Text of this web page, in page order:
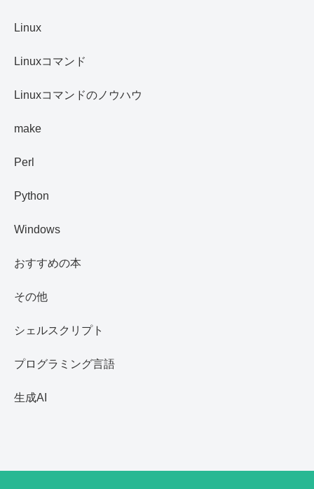
Linux
Linuxコマンド
Linuxコマンドのノウハウ
make
Perl
Python
Windows
おすすめの本
その他
シェルスクリプト
プログラミング言語
生成AI